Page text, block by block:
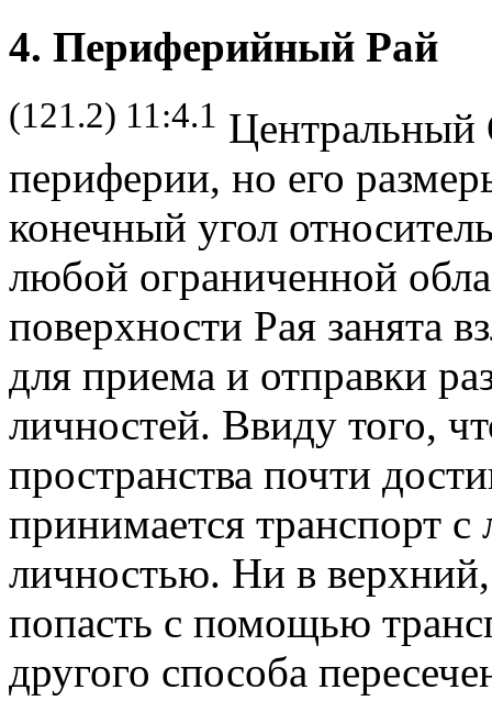
4. Периферийный Рай
(121.2) 11:4.1 Центральный
периферии, но его
конечный угол
любой ограниченной
поверхности Рая занята
для приема и отправки
личностей. Ввиду того,
пространства почти
принимается транспорт
личностью. Ни в
попасть с помощью
другого способа